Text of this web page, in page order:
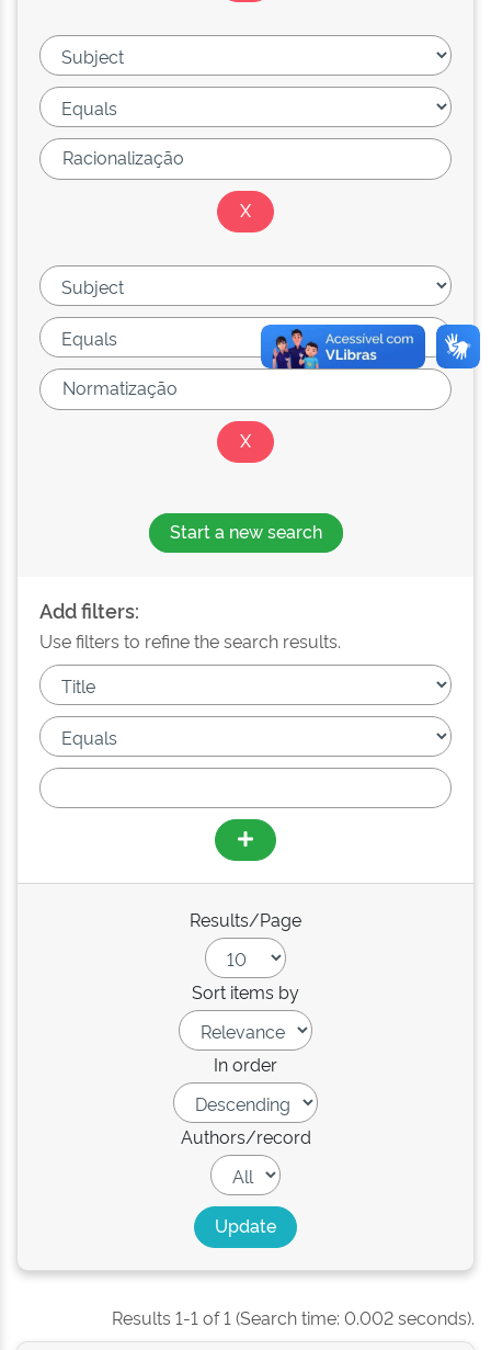
Start a new search
Add filters:
Use filters to refine the search results.
Results/Page
Sort items by
In order
Authors/record
Results 1-1 of 1 (Search time: 0.002 seconds).